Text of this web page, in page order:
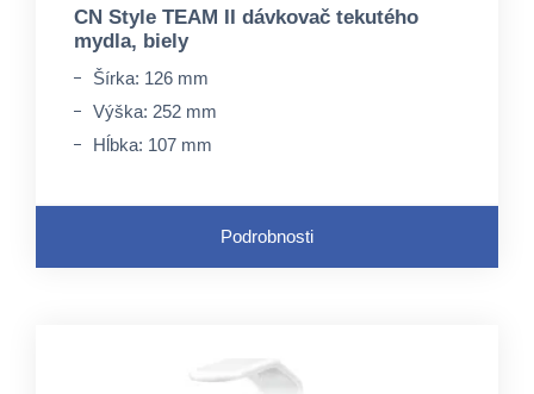
CN Style TEAM II dávkovač tekutého
mydla, biely
Šírka: 126 mm
Výška: 252 mm
Hĺbka: 107 mm
Podrobnosti